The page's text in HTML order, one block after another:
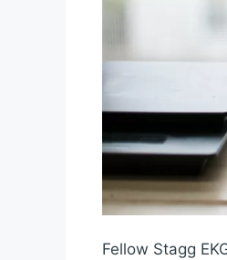
Fellow Stagg